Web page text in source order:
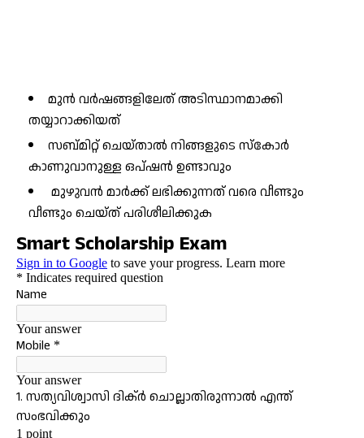
മുൻ വർഷങ്ങളിലേത് അടിസ്ഥാനമാക്കി
തയ്യാറാക്കിയത്
സബ്മിറ്റ് ചെയ്താൽ നിങ്ങളുടെ സ്കോർ
കാണുവാനുള്ള ഒപ്ഷൻ ഉണ്ടാവും
മുഴുവൻ മാർക്ക് ലഭിക്കുന്നത് വരെ വീണ്ടും
വീണ്ടും ചെയ്ത് പരിശീലിക്കുക